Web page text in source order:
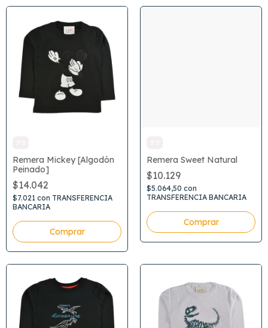
Remera Mickey [Algodón
Peinado]
$14.042
$7.021 con TRANSFERENCIA
BANCARIA
Comprar
Remera Sweet Natural
$10.129
$5.064,50 con
TRANSFERENCIA BANCARIA
Comprar